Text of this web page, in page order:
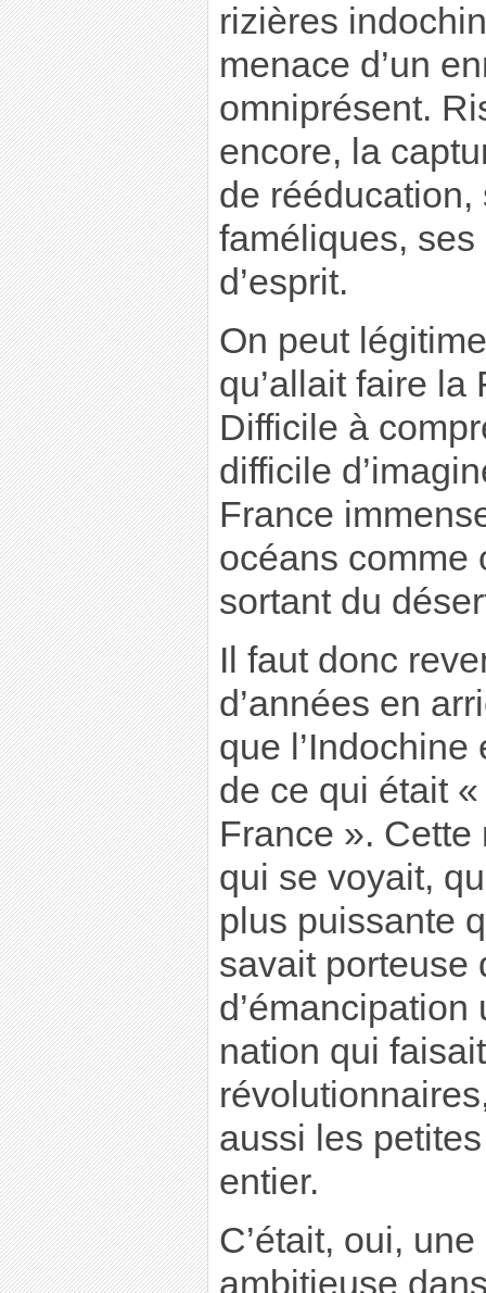
rizières
menace d’un
omniprésent.
encore, la
de rééducation,
faméliques,
d’esprit.
On peut
qu’allait faire
Difficile à
difficile
France
océans comme
sortant du
Il faut donc
d’années en
que
de ce qui était
France ».
qui se voyait,
plus puissante
savait porteuse
nation qui
aussi les
entier.
C’était, oui,
ambitieuse